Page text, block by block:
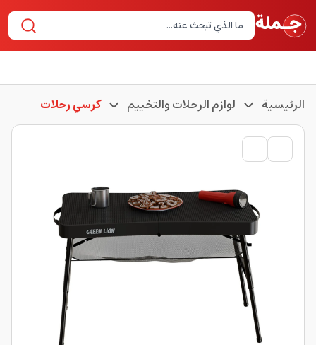
الرئيسية لوازم الرحلات والتخييم كرسي رحلات